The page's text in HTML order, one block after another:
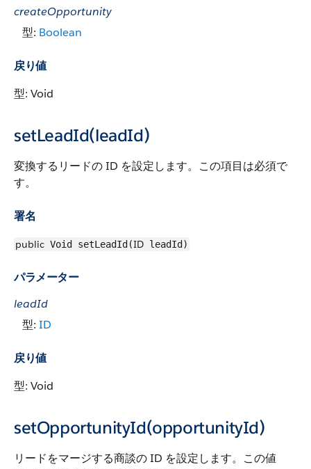
createOpportunity
型: Boolean
戻り値
型: Void
setLeadId(leadId)
変換するリードの ID を設定します。この項目は必須で
す。
署名
public Void setLeadId(ID leadId)
パラメーター
leadId
型: ID
戻り値
型: Void
setOpportunityId(opportunityId)
リードをマージする商談の ID を設定します。この値